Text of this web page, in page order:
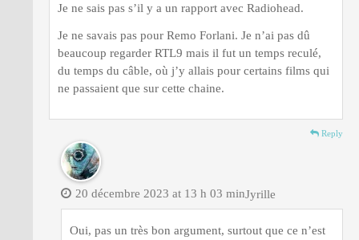
Je ne sais pas s’il y a un rapport avec Radiohead.
Je ne savais pas pour Remo Forlani. Je n’ai pas dû
beaucoup regarder RTL9 mais il fut un temps reculé,
du temps du câble, où j’y allais pour certains films qui
ne passaient que sur cette chaine.
Reply
Jyrille
20 décembre 2023 at 13 h 03 min
Oui, pas un très bon argument, surtout que ce n’est